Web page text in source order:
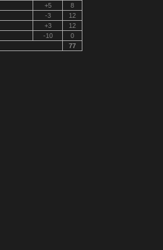
+5
8
-3
12
+3
12
-10
0
77